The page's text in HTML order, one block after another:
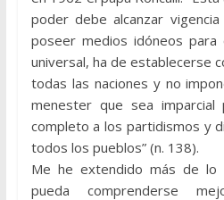
poder debe alcanzar
poseer medios idóneos para
universal, ha de establecerse
todas las naciones y no
menester que sea
completo a los partidismos y
todos los pueblos” (n. 138).
Me he extendido más de lo
pueda comprenderse